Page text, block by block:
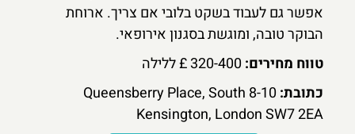
אפשר גם לעבוד בשקט בלובי אם צריך. ארוחת
הבוקר טובה, ומוגשת בסגנון אירופאי.
טווח מחירים:
כתובת:
8-10 Queensberry Place, South
Kensington, London SW7 2EA